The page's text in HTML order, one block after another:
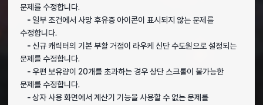
문제를 수정합니다.
- 일부 조건에서 사망 후유증 아이콘이 표시되지 않는 문제를
수정합니다.
- 신규 캐릭터의 기본 부활 거점이 라우케 신단 수도원으로 설정되는
문제를 수정합니다.
-우편 보유량이 20개를 초과하는 경우 상단 스크롤이 불가능한
문제를 수정합니다.
-상자 사용 화면에서 계산기 기능을 사용할 수 없는 문제를